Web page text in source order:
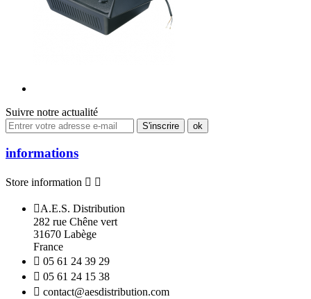
Suivre notre actualité
informations
Store information  
A.E.S. Distribution
282 rue Chêne vert
31670 Labège
France
 05 61 24 39 29
 05 61 24 15 38
 contact@aesdistribution.com